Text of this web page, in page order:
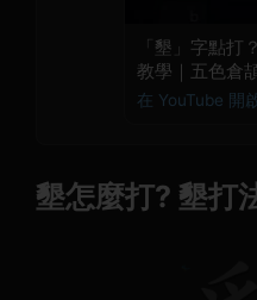
「墾」字點打
教學｜五色倉
在 YouTube 開
墾怎麼打? 墾打